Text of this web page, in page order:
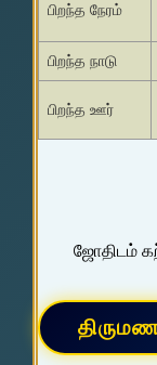
பிறந்த நேரம்
பிறந்த நாடு
பிறந்த ஊர்
ஜோதிடம்